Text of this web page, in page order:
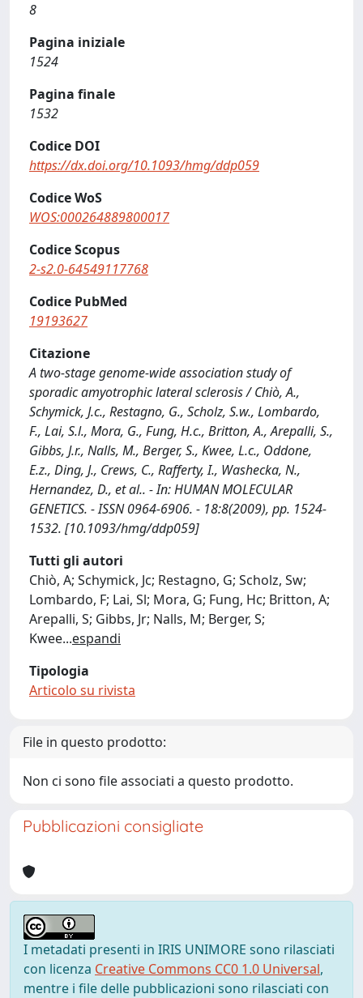
8
Pagina iniziale
1524
Pagina finale
1532
Codice DOI
https://dx.doi.org/10.1093/hmg/ddp059
Codice WoS
WOS:000264889800017
Codice Scopus
2-s2.0-64549117768
Codice PubMed
19193627
Citazione
A two-stage genome-wide association study of
sporadic amyotrophic lateral sclerosis / Chiò, A.,
Schymick, J.c., Restagno, G., Scholz, S.w., Lombardo,
F., Lai, S.l., Mora, G., Fung, H.c., Britton, A., Arepalli, S.,
Gibbs, J.r., Nalls, M., Berger, S., Kwee, L.c., Oddone,
E.z., Ding, J., Crews, C., Rafferty, I., Washecka, N.,
Hernandez, D., et al.. - In: HUMAN MOLECULAR
GENETICS. - ISSN 0964-6906. - 18:8(2009), pp. 1524-
1532. [10.1093/hmg/ddp059]
Tutti gli autori
Chiò, A; Schymick, Jc; Restagno, G; Scholz, Sw;
Lombardo, F; Lai, Sl; Mora, G; Fung, Hc; Britton, A;
Arepalli, S; Gibbs, Jr; Nalls, M; Berger, S;
Kwee...espandi
Tipologia
Articolo su rivista
File in questo prodotto:
Non ci sono file associati a questo prodotto.
Pubblicazioni consigliate
I metadati presenti in IRIS UNIMORE sono rilasciati
con licenza Creative Commons CC0 1.0 Universal,
mentre i file delle pubblicazioni sono rilasciati con